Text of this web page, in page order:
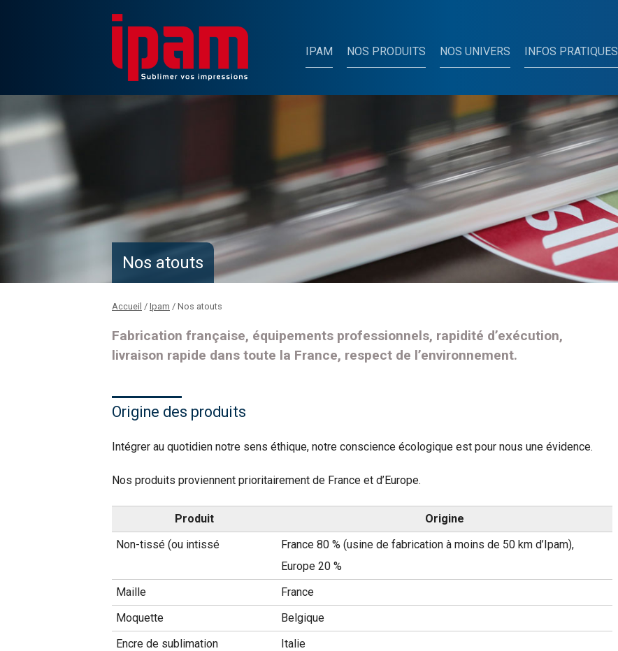
IPAM NOS PRODUITS NOS UNIVERS INFOS PRATIQUES
Nos atouts
Accueil / Ipam / Nos atouts
Fabrication française, équipements professionnels, rapidité d’exécution,
livraison rapide dans toute la France, respect de l’environnement.
Origine des produits
Intégrer au quotidien notre sens éthique, notre conscience écologique est pour nous une évidence.
Nos produits proviennent prioritairement de France et d’Europe.
Produit
Origine
Non-tissé (ou intissé
France 80 % (usine de fabrication à moins de 50 km d’Ipam),
Europe 20 %
Maille
France
Moquette
Belgique
Encre de sublimation
Italie